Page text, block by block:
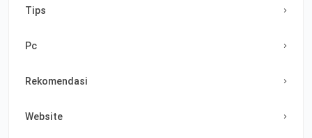
Tips
Pc
Rekomendasi
Website